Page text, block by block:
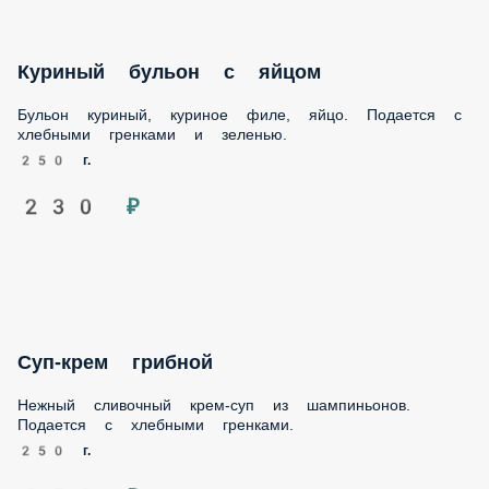
Куриный бульон с яйцом
Бульон куриный, куриное филе, яйцо. Подается с
хлебными гренками и зеленью.
250 г.
230 ₽
Суп-крем грибной
Нежный сливочный крем-суп из шампиньонов. Подается с
хлебными гренками.
250 г.